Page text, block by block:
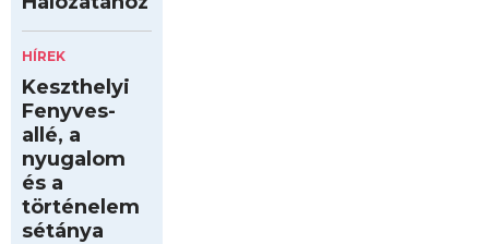
HÍREK
Keszthelyi
Fenyves-
allé, a
nyugalom
és a
történelem
sétánya